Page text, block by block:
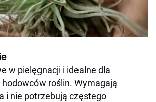
w pielęgnacji i idealne dla
roślin. Wymagają
i nie potrzebują częstego